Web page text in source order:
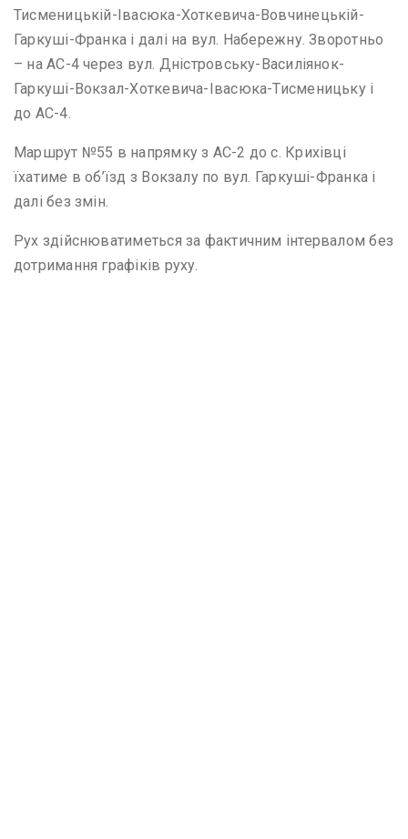
Тисменицькій-Івасюка-Хоткевича-Вовчинецькій-
Гаркуші-Франка і далі на вул. Набережну. Зворотньо
– на АС-4 через вул. Дністровську-Василіянок-
Гаркуші-Вокзал-Хоткевича-Івасюка-Тисменицьку і
до АС-4.
Маршрут №55 в напрямку з АС-2 до с. Крихівці
їхатиме в об’їзд з Вокзалу по вул. Гаркуші-Франка і
далі без змін.
Рух здійснюватиметься за фактичним інтервалом без
дотримання графіків руху.